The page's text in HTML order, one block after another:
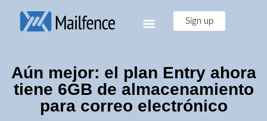
Sign up
Aún mejor: el plan Entry ahora
tiene 6GB de almacenamiento
para correo electrónico